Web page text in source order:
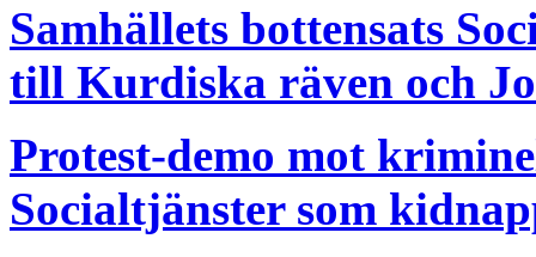
Samhällets bottensats
till Kurdiska räven och
Protest-demo mot
Socialtjänster som